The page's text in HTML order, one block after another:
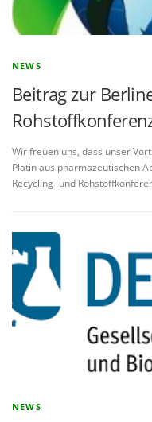
NEWS
Beitrag zur
Wir freuen uns, dass unser
Platin aus pharmazeutischen
Recycling- und
NEWS